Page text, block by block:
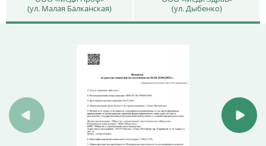
(ул. Малая Балканская)
(ул. Дыбенко)